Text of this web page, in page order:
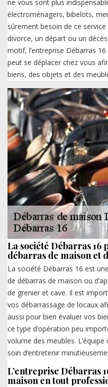
ne vous sont plus
électroménagers, bibelots,
sûrement besoin de ce
divorce, un départ ou un
motif, l’entreprise Débarras
peut se déplacer chez vous
biens, des objets et des
La société Débarras 16
débarras de maison et
La société Débarras 16 est
de débarras de maison ou
de grenier et cave. Il est
vos débarrassage de locaux
aussi pour bien évaluer vos
ce type d’opération peu
volume des meubles.
soin d’entretenir
L’entreprise Débarras
maison en tout